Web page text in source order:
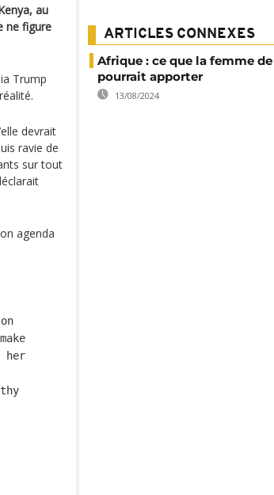
au
ne figure
Trump
devrait
ravie de
sur tout
agenda
her
ARTICLES CONNEXES
Afrique : ce que la femme
pourrait apporter
13/08/2024